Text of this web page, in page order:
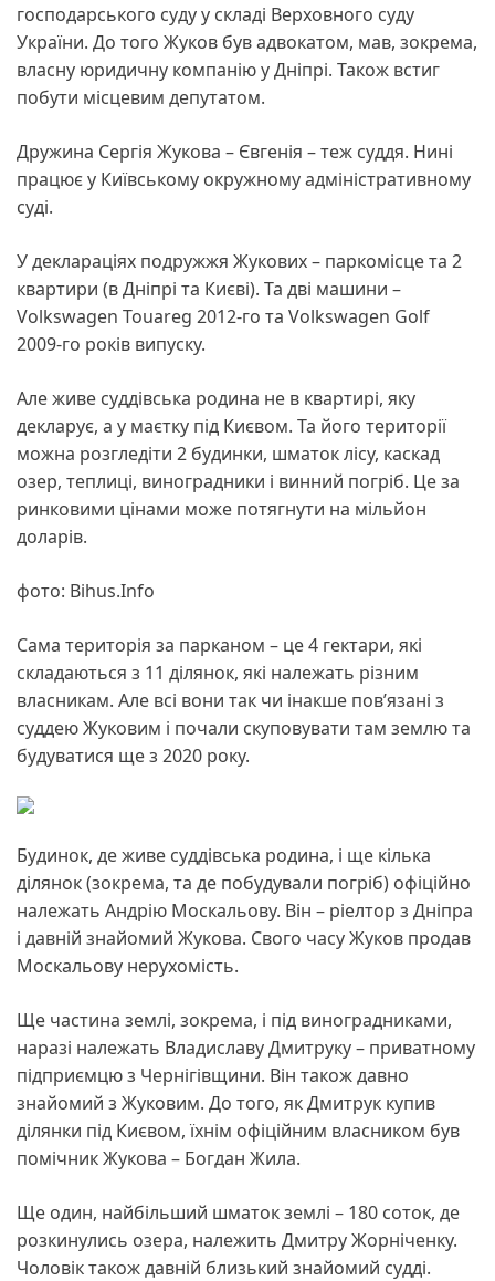
господарського суду у складі Верховного суду
України. До того Жуков був адвокатом, мав, зокрема,
власну юридичну компанію у Дніпрі. Також встиг
побути місцевим депутатом.
Дружина Сергія Жукова – Євгенія – теж суддя. Нині
працює у Київському окружному адміністративному
суді.
У деклараціях подружжя Жукових – паркомісце та 2
квартири (в Дніпрі та Києві). Та дві машини –
Volkswagen Touareg 2012-го та Volkswagen Golf
2009-го років випуску.
Але живе суддівська родина не в квартирі, яку
декларує, а у маєтку під Києвом. Та його території
можна розгледіти 2 будинки, шматок лісу, каскад
озер, теплиці, виноградники і винний погріб. Це за
ринковими цінами може потягнути на мільйон
доларів.
фото: Bihus.Info
Сама територія за парканом – це 4 гектари, які
складаються з 11 ділянок, які належать різним
власникам. Але всі вони так чи інакше пов’язані з
суддею Жуковим і почали скуповувати там землю та
будуватися ще з 2020 року.
Будинок, де живе суддівська родина, і ще кілька
ділянок (зокрема, та де побудували погріб) офіційно
належать Андрію Москальову. Він – ріелтор з Дніпра
і давній знайомий Жукова. Свого часу Жуков продав
Москальову нерухомість.
Ще частина землі, зокрема, і під виноградниками,
наразі належать Владиславу Дмитруку – приватному
підприємцю з Чернігівщини. Він також давно
знайомий з Жуковим. До того, як Дмитрук купив
ділянки під Києвом, їхнім офіційним власником був
помічник Жукова – Богдан Жила.
Ще один, найбільший шматок землі – 180 соток, де
розкинулись озера, належить Дмитру Жорніченку.
Чоловік також давній близький знайомий судді.